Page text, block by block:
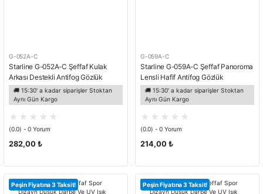
G-052A-C
Starline G-052A-C Şeffaf Kulak
Arkası Destekli Antifog Gözlük
🚚 15:30' a kadar siparişler Stoktan
Aynı Gün Kargo
(0.0) - 0 Yorum
282,00 ₺
G-059A-C
Starline G-059A-C Şeffaf Panoroma
Lensli Hafif Antifog Gözlük
🚚 15:30' a kadar siparişler Stoktan
Aynı Gün Kargo
(0.0) - 0 Yorum
214,00 ₺
Peşin Fiyatına 3 Taksit! Peşin Fiyatına 3 Taksit!